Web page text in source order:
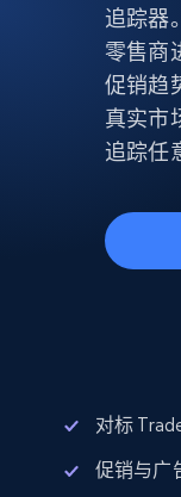
追踪器
零售商
促销趋
真实市
追踪任
对标
促销与广